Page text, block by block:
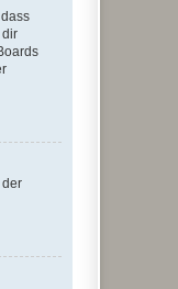
dir
der